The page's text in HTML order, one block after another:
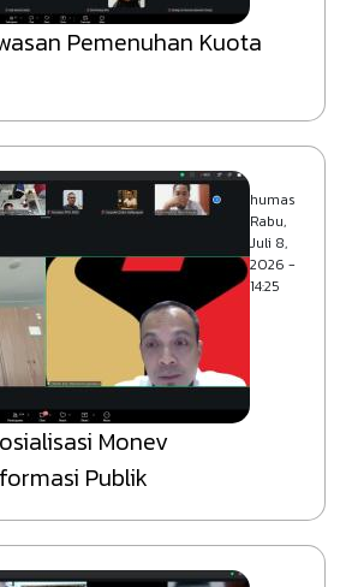
Pemenuhan Kuota
humas
Rabu,
Juli 8,
2026 -
14:25
Monev
Publik